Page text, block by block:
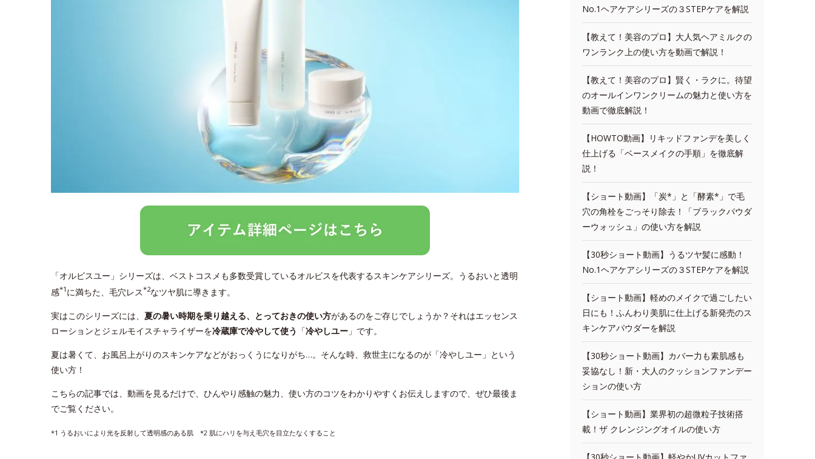
「オルビスユー」シリーズは、ベストコスメも多数受賞しているオルビスを代表するスキンケアシリーズ。うるおいと透明
感*1 に満ちた、毛穴レス*2なツヤ肌に導きます。
実はこのシリーズには、 夏の暑い時期を乗り越える、とっておきの使い方があるのをご存じでしょうか？それはエッセンス
ローションとジェルモイスチャライザーを冷蔵庫で冷やして使う 「冷やしユー 」です。
夏は暑くて、お風呂上がりのスキンケアなどがおっくうになりがち…。そんな時、救世主になるのが「冷やしユー」という
使い方！
こちらの記事では、動画を見るだけで、ひんやり感触の魅力、使い方のコツをわかりやすくお伝えしますので、ぜひ最後ま
でご覧ください。
*1 うるおいにより光を反射して透明感のある肌 *2 肌にハリを与え毛穴を目立たなくすること
No.1ヘアケアシリーズの３STEPケアを解説
【教えて！美容のプロ】大人気ヘアミルクの
ワンランク上の使い方を動画で解説！
【教えて！美容のプロ】賢く・ラクに。待望
のオールインワンクリームの魅力と使い方を
動画で徹底解説！
【HOWTO動画】リキッドファンデを美しく
仕上げる「ベースメイクの手順」を徹底解
説！
【ショート動画】「炭*」と「酵素*」で毛
穴の角栓をごっそり除去！「ブラックパウダ
ーウォッシュ」の使い方を解説
【30秒ショート動画】うるツヤ髪に感動！
No.1ヘアケアシリーズの３STEPケアを解説
【ショート動画】軽めのメイクで過ごしたい
日にも！ふんわり美肌に仕上げる新発売のス
キンケアパウダーを解説
【30秒ショート動画】カバー力も素肌感も
妥協なし！新・大人のクッションファンデー
ションの使い方
【ショート動画】業界初の超微粒子技術搭
載！ザ クレンジングオイルの使い方